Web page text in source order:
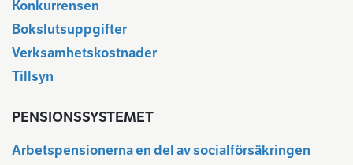
Konkurrensen
Bokslutsuppgifter
Verksamhetskostnader
Tillsyn
PENSIONSSYSTEMET
Arbetspensionerna en del av socialförsäkringen